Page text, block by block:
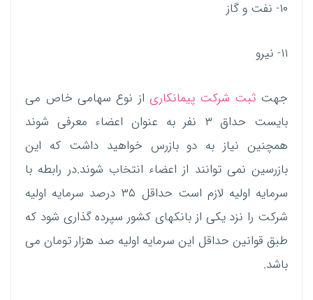
۱۰- نفت و گاز
۱۱- نیرو
جهتثبت شرکت پیمانکاری از نوع سهامی خاص می
بایست حداق ۳ نفر به عنوان اعضاء معرفی شوند
همچنین نیاز به دو بازرس خواهید داشت که این
بازرسین نمی توانند از اعضاء انتخاب شوند.در رابطه با
سرمایه اولیه لازم است حداقل ۳۵ درصد سرمایه اولیه
شرکت را نزد یکی از بانکهای کشور سپرده گذاری شود که
طبق قوانین حداقل این سرمایه اولیه صد هزار تومان می
باشد.